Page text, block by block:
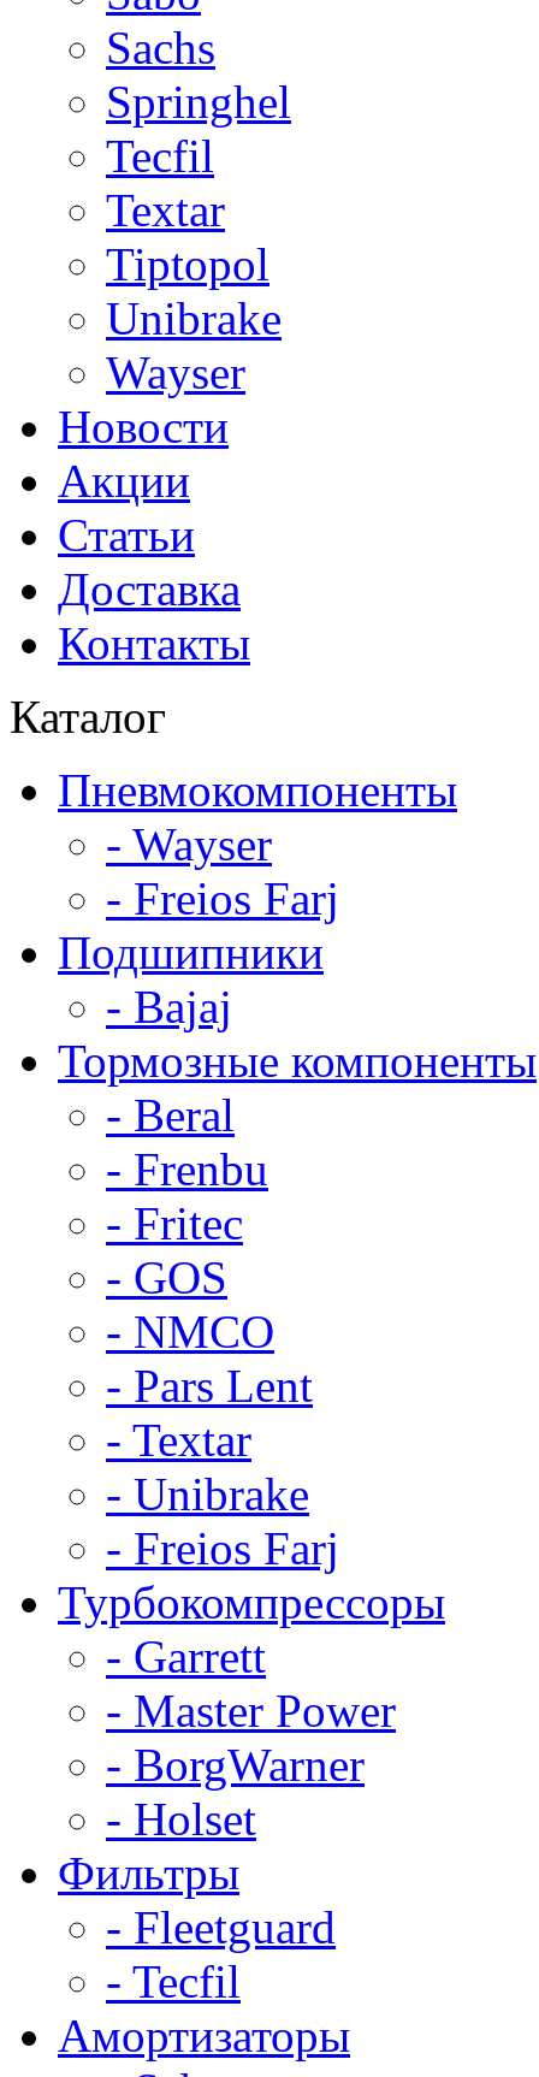
Sachs
Springhel
Tecfil
Textar
Tiptopol
Unibrake
Wayser
Новости
Акции
Статьи
Доставка
Контакты
Каталог
Пневмокомпоненты
- Wayser
- Freios Farj
Подшипники
- Bajaj
Тормозные компоненты
- Beral
- Frenbu
- Fritec
- GOS
- NMCO
- Pars Lent
- Textar
- Unibrake
- Freios Farj
Турбокомпрессоры
- Garrett
- Master Power
- BorgWarner
- Holset
Фильтры
- Fleetguard
- Tecfil
Амортизаторы